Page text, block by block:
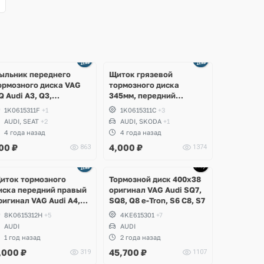
переднего
диска VAG
Audi A3, Q3,
Passat B6,
CC, Golf 5, 6, Tiguan,
Jetta, Skoda
A5, Yeti
1K0615311F +1
AUDI, SEAT +2
4 года назад
₽ 863
Щиток грязевой
тормозного диска
345мм, передний
правый, левый VAG PQ
Audi A3 3.2, S3, TT,
Volkswagen Passat B6
R36, CC 3.6, Golf V R32,
VI R20, Eos, Skoda
1K0615311C +3
AUDI, SKODA +1
4 года назад
4,000 ₽ 1374
тормозного
передний правый
VAG Audi A4,
B8, A5, S5, A6 C7, A7,
8K0615312H +5
AUDI
1 год назад
₽ 319
Тормозной диск 400х38
оригинал VAG Audi SQ7,
SQ8, Q8 e-Tron, S6 C8, S7
4KE615301 +7
AUDI
2 года назад
45,700 ₽ 1107